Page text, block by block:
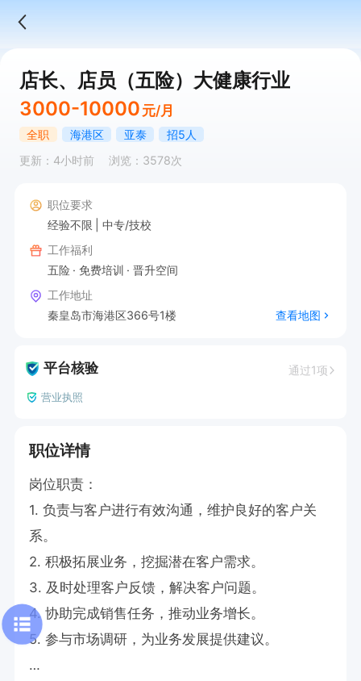
店长、店员（五险）大健康行业
3000-10000 元/月
全职 海港区 亚泰
招5人
更新：4小时前
浏览：3578次
职位要求
经验不限
中专/技校
工作福利
五险
免费培训
晋升空间
工作地址
秦皇岛市海港区366号1楼
查看地图
平台核验 通过1项
营业执照
职位详情
岗位职责：
1. 负责与客户进行有效沟通，维护良好的客户关
系。
2. 积极拓展业务，挖掘潜在客户需求。
3. 及时处理客户反馈，解决客户问题。
4. 协助完成销售任务，推动业务增长。
5. 参与市场调研，为业务发展提供建议。